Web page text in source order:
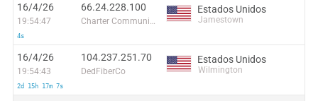
16/4/26
19:54:47
4s
66.24.228.100
Charter Communications Inc
Estados Unidos
Jamestown
16/4/26
19:54:43
2d 15h 17m 7s
104.237.251.70
DedFiberCo
Estados Unidos
Wilmington